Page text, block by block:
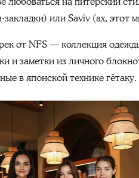
или Saviv (ах, этот
от NFS — коллекция
и заметки из личного
в японской технике